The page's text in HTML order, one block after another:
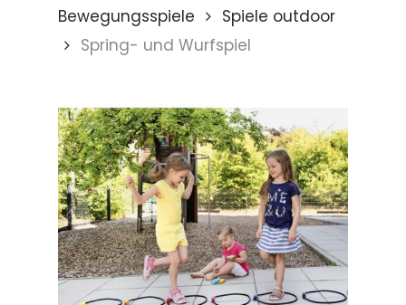
Bewegungsspiele
Spiele outdoor
Spring- und Wurfspiel